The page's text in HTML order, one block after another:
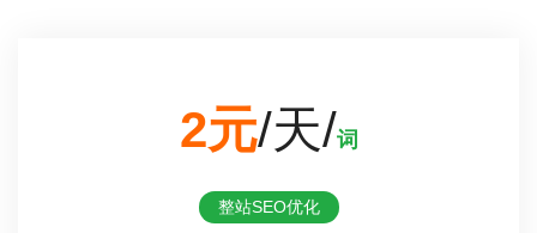
2元/天/词
整站SEO优化